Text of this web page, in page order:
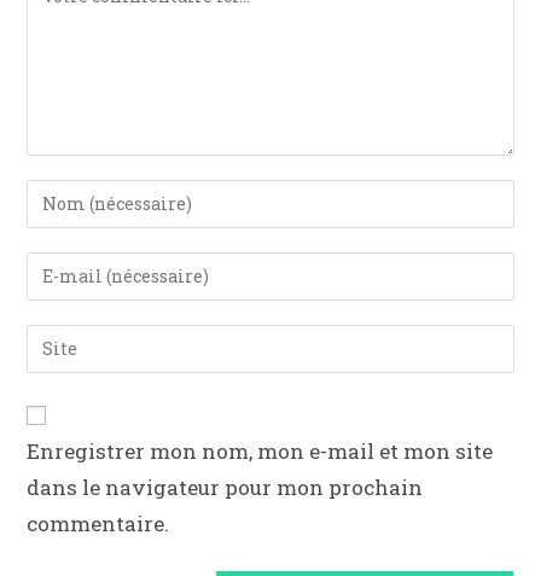
Enregistrer mon nom, mon e-mail et mon site
dans le navigateur pour mon prochain
commentaire.